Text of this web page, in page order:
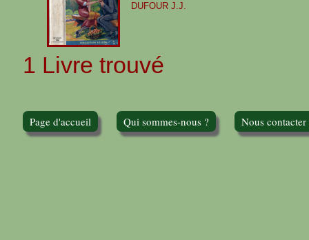
DUFOUR J.J.
1 Livre trouvé
Page d'accueil Qui sommes-nous ? Nous contacter